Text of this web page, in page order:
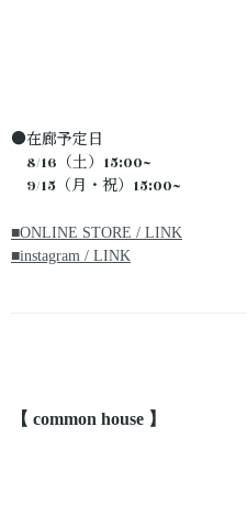
●在廊予定日
8/16（土）15:00~
9/15（月・祝）15:00~
■ONLINE STORE / LINK
■instagram / LINK
【 common house 】